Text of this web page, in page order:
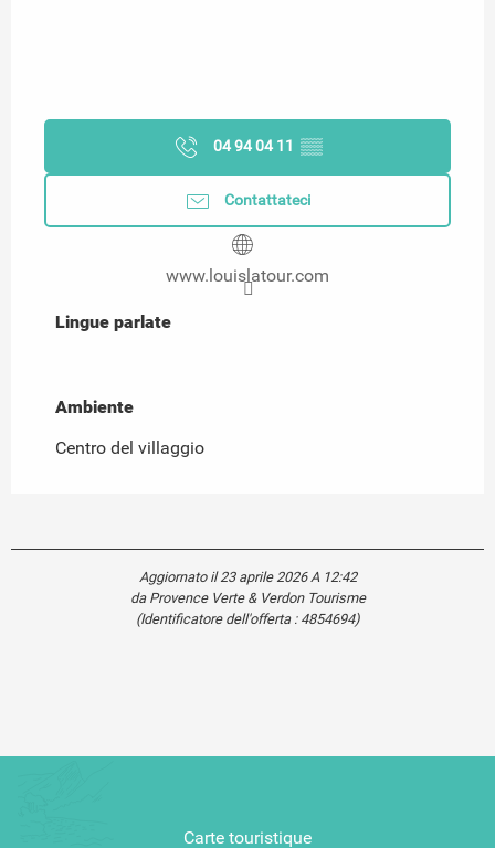
04 94 04 11 ▒▒
Contattateci
www.louislatour.com
Lingue parlate
Lingue parlate
Ambiente
Ambiente
Centro del villaggio
Aggiornato il 23 aprile 2026 A 12:42
da Provence Verte & Verdon Tourisme
(Identificatore dell'offerta : 4854694)
Carte touristique